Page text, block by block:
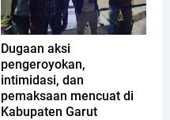
Dugaan aksi
pengeroyokan,
intimidasi, dan
pemaksaan mencuat di
Kabupaten Garut